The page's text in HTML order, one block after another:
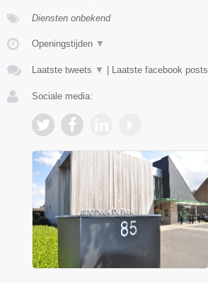
Diensten onbekend
Openingstijden ▼
Laatste tweets ▼ Laatste facebook posts
Sociale media: